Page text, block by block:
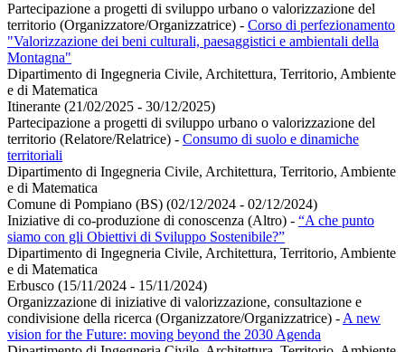
Partecipazione a progetti di sviluppo urbano o valorizzazione del
territorio (Organizzatore/Organizzatrice) - Corso di perfezionamento
"Valorizzazione dei beni culturali, paesaggistici e ambientali della
Montagna"
Dipartimento di Ingegneria Civile, Architettura, Territorio, Ambiente
e di Matematica
Itinerante (21/02/2025 - 30/12/2025)
Partecipazione a progetti di sviluppo urbano o valorizzazione del
territorio (Relatore/Relatrice) - Consumo di suolo e dinamiche
territoriali
Dipartimento di Ingegneria Civile, Architettura, Territorio, Ambiente
e di Matematica
Comune di Pompiano (BS) (02/12/2024 - 02/12/2024)
Iniziative di co-produzione di conoscenza (Altro) - “A che punto
siamo con gli Obiettivi di Sviluppo Sostenibile?”
Dipartimento di Ingegneria Civile, Architettura, Territorio, Ambiente
e di Matematica
Erbusco (15/11/2024 - 15/11/2024)
Organizzazione di iniziative di valorizzazione, consultazione e
condivisione della ricerca (Organizzatore/Organizzatrice) - A new
vision for the Future: moving beyond the 2030 Agenda